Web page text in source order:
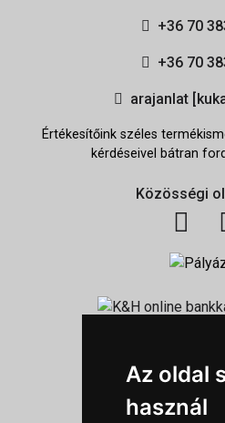
Az oldal
használ
+36 70
+36 70
arajanlat
Értékesítőink széles
kérdéseivel bátran
Közösségi
Általános